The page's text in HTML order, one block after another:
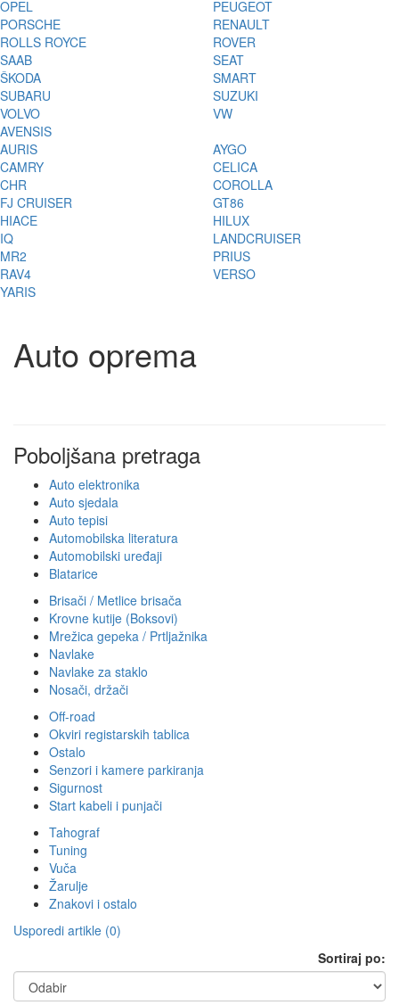
OPEL
PEUGEOT
PORSCHE
RENAULT
ROLLS ROYCE
ROVER
SAAB
SEAT
ŠKODA
SMART
SUBARU
SUZUKI
VOLVO
VW
AVENSIS
AURIS
AYGO
CAMRY
CELICA
CHR
COROLLA
FJ CRUISER
GT86
HIACE
HILUX
IQ
LANDCRUISER
MR2
PRIUS
RAV4
VERSO
YARIS
Auto oprema
Poboljšana pretraga
Auto elektronika
Auto sjedala
Auto tepisi
Automobilska literatura
Automobilski uređaji
Blatarice
Brisači / Metlice brisača
Krovne kutije (Boksovi)
Mrežica gepeka / Prtljažnika
Navlake
Navlake za staklo
Nosači, držači
Off-road
Okviri registarskih tablica
Ostalo
Senzori i kamere parkiranja
Sigurnost
Start kabeli i punjači
Tahograf
Tuning
Vuča
Žarulje
Znakovi i ostalo
Usporedi artikle (0)
Sortiraj po: